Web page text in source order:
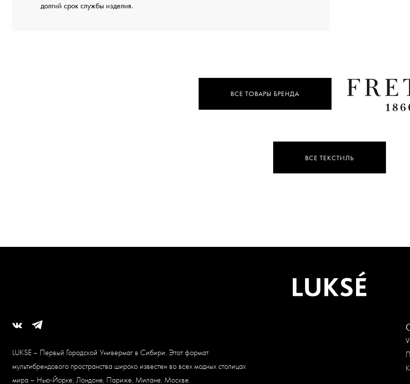
долгий срок службы изделия.
ВСЕ ТОВАРЫ БРЕНДА
ВСЕ ТЕКСТИЛЬ
LUKSE – Первый Городской Универмаг в Сибири. Этот формат
мультибрендового пространства широко известен во всех модных столицах
мира – Нью-Йорке, Лондоне, Париже, Милане, Москве.